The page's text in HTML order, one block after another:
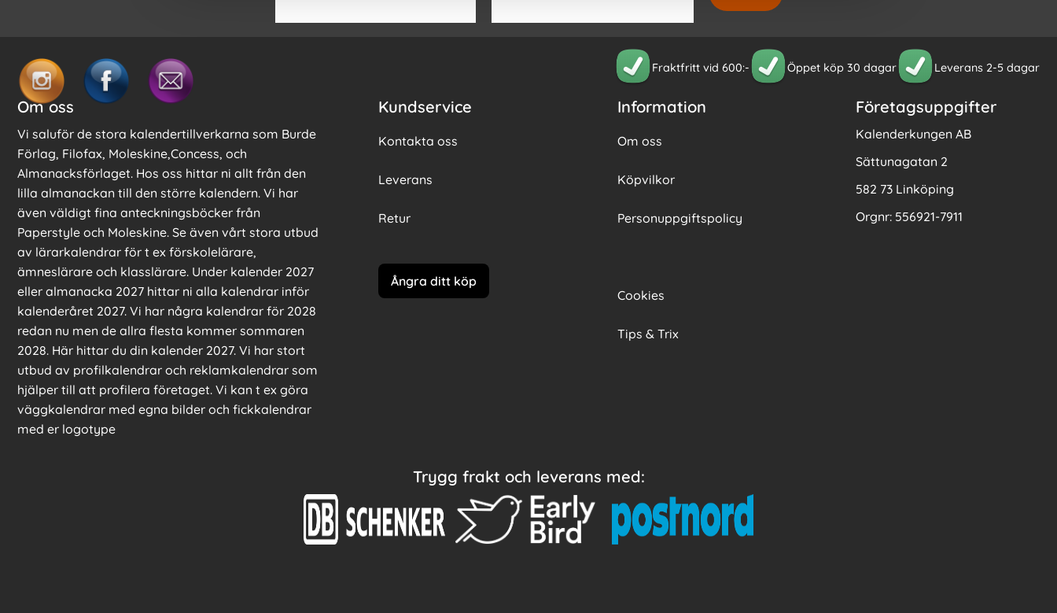
Fraktfritt vid 600:- Öppet köp 30 dagar Leverans 2-5 dagar
Om oss
Vi saluför de stora kalendertillverkarna som Burde
Förlag, Filofax, Moleskine,Concess, och
Almanacksförlaget. Hos oss hittar ni allt från den
lilla almanackan till den större kalendern. Vi har
även väldigt fina anteckningsböcker från
Paperstyle och Moleskine. Se även vårt stora utbud
av lärarkalendrar för t ex förskolelärare,
ämneslärare och klasslärare. Under kalender 2027
eller almanacka 2027 hittar ni alla kalendrar inför
kalenderåret 2027. Vi har några kalendrar för 2028
redan nu men de allra flesta kommer sommaren
2028. Här hittar du din kalender 2027. Vi har stort
utbud av profilkalendrar och reklamkalendrar som
hjälper till att profilera företaget. Vi kan t ex göra
väggkalendrar med egna bilder och fickkalendrar
med er logotype
Kundservice
Kontakta oss
Leverans
Retur
Ångra ditt köp
Information
Om oss
Köpvilkor
Personuppgiftspolicy
Cookies
Tips & Trix
Företagsuppgifter
Kalenderkungen AB
Sättunagatan 2
582 73 Linköping
Orgnr: 556921-7911
Trygg frakt och leverans med: